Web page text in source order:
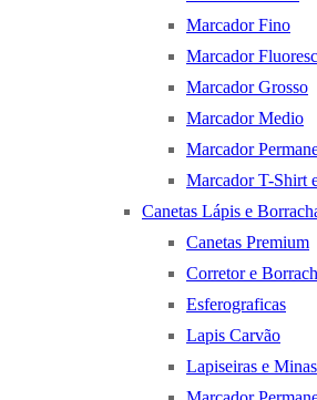
Marcador Fino
Marcador
Marcador Grosso
Marcador Medio
Marcador
Marcador T-Shirt
Canetas Lápis e
Canetas Premium
Corretor e
Esferograficas
Lapis Carvão
Lapiseiras e Minas